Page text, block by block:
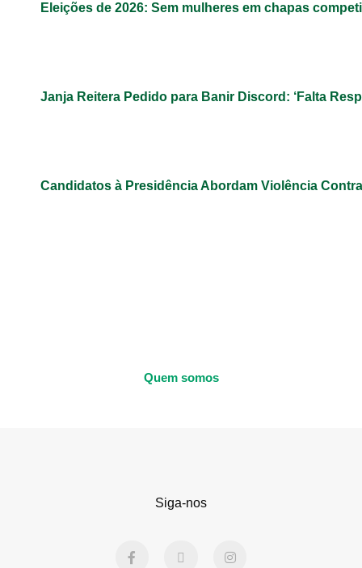
Eleições de 2026: Sem mulheres em chapas
Janja Reitera Pedido para Banir Discord: ‘Falta
Candidatos à Presidência Abordam Violência
Quem somos
Siga-nos
a
-
n